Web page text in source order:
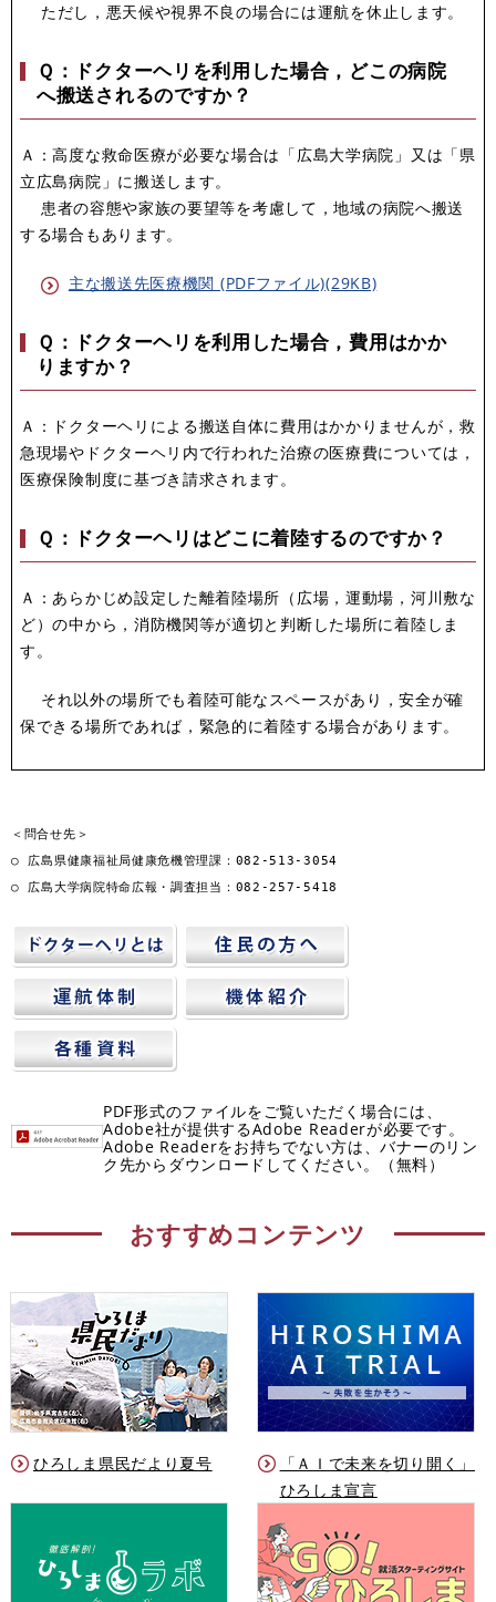
ただし，悪天候や視界不良の場合には運航を休止します。
Ｑ：ドクターヘリを利用した場合，どこの病院
へ搬送されるのですか？
Ａ：高度な救命医療が必要な場合は「広島大学病院」又は「県
立広島病院」に搬送します。
患者の容態や家族の要望等を考慮して，地域の病院へ搬送
する場合もあります。
主な搬送先医療機関 (PDFファイル)(29KB)
Ｑ：ドクターヘリを利用した場合，費用はかか
りますか？
Ａ：ドクターヘリによる搬送自体に費用はかかりませんが，救
急現場やドクターヘリ内で行われた治療の医療費については，
医療保険制度に基づき請求されます。
Ｑ：ドクターヘリはどこに着陸するのですか？
Ａ：あらかじめ設定した離着陸場所（広場，運動場，河川敷な
ど）の中から，消防機関等が適切と判断した場所に着陸しま
す。
それ以外の場所でも着陸可能なスペースがあり，安全が確
保できる場所であれば，緊急的に着陸する場合があります。
＜問合せ先＞
○ 広島県健康福祉局健康危機管理課：082-513-3054
○ 広島大学病院特命広報・調査担当：082-257-5418
PDF形式のファイルをご覧いただく場合には、
Adobe社が提供するAdobe Readerが必要です。
Adobe Readerをお持ちでない方は、バナーのリン
ク先からダウンロードしてください。（無料）
おすすめコンテンツ
ひろしま県民だより夏号
「ＡＩで未来を切り開く」
ひろしま宣言